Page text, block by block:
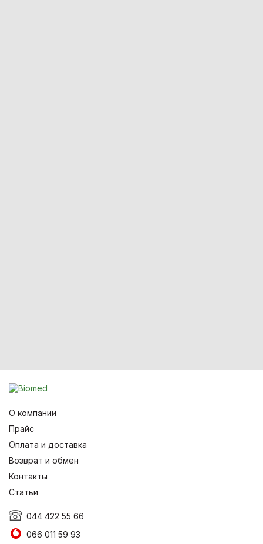
О компании
Прайс
Оплата и доставка
Возврат и обмен
Контакты
Статьи
044 422 55 66
066 011 59 93